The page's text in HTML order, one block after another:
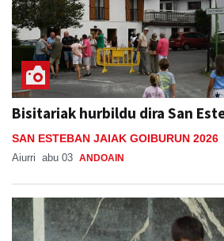
Bisitariak hurbildu dira San
SAN ESTEBAN JAIAK GOIBURUN 2026
Aiurri abu 03 ANDOAIN